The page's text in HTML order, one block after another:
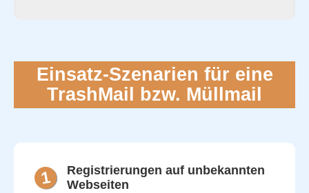
Einsatz-Szenarien für eine
TrashMail bzw. Müllmail
1
Registrierungen auf unbekannten
Webseiten